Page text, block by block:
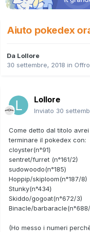
Aiuto pokedex
Da Lollore
30 settembre, 2018 in
Lollore
Inviato 30
Come detto dal titolo
terminare il pokedex con:
cloyster(n°91)
sentret/furret (n°161/2)
sudowoodo(n°185)
Hoppip/skiploom(n°187/8)
Stunky(n°434)
Skiddo/gogoat(n°672/3)
Binacle/
(Ho messo i numeri